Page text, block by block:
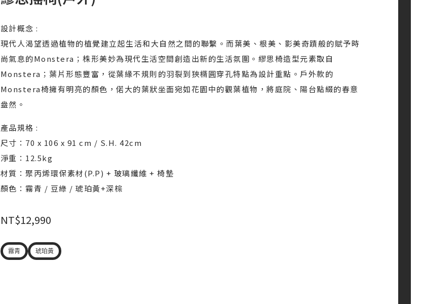
設計概念 :
現代人渴望透過植物的植覺建立起生活和大自然之間的聯繫。而葉美、根美、影美奇蹟般的賦予時
尚氣息的Monstera；株形美妙為現代生活空間創造出新的生活氛圍。繆思椅造型元素取自
Monstera；葉片形態豐富，從葉緣不規則的羽裂到狹橢圓穿孔特點為設計重點。戶外款的
Monstera椅擁有明亮的顏色，偌大的葉狀坐面宛如花園中的觀葉植物，將庭院、陽台點綴的春意
盎然。
產品規格 :
尺寸：70 x 106 x 91 cm / S.H. 42cm
淨重：12.5kg
材質：聚丙烯環保素材(P.P) + 玻璃纖維 + 椅墊
顏色：霧青 / 豆綠 / 琥珀黃+深棕
NT$12,990
霧青 琥珀黃